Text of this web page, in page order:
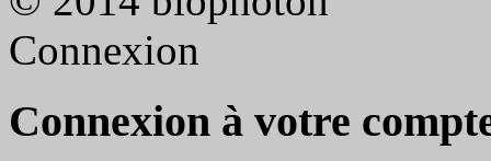
Connexion
Connexion à votre